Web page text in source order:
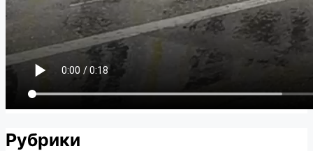
Рубрики